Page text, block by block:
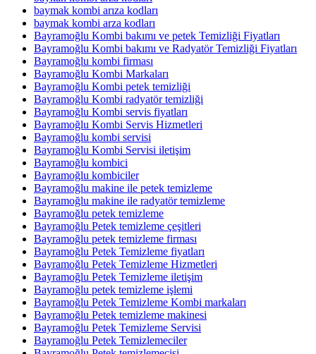
baymak kombi arıza kodları
baymak kombi arza kodları
Bayramoğlu Kombi bakımı ve petek Temizliği Fiyatları
Bayramoğlu Kombi bakımı ve Radyatör Temizliği Fiyatları
Bayramoğlu kombi firması
Bayramoğlu Kombi Markaları
Bayramoğlu Kombi petek temizliği
Bayramoğlu Kombi radyatör temizliği
Bayramoğlu Kombi servis fiyatları
Bayramoğlu Kombi Servis Hizmetleri
Bayramoğlu kombi servisi
Bayramoğlu Kombi Servisi iletişim
Bayramoğlu kombici
Bayramoğlu kombiciler
Bayramoğlu makine ile petek temizleme
Bayramoğlu makine ile radyatör temizleme
Bayramoğlu petek temizleme
Bayramoğlu Petek temizleme çeşitleri
Bayramoğlu petek temizleme firması
Bayramoğlu Petek Temizleme fiyatları
Bayramoğlu Petek Temizleme Hizmetleri
Bayramoğlu Petek Temizleme iletişim
Bayramoğlu petek temizleme işlemi
Bayramoğlu Petek Temizleme Kombi markaları
Bayramoğlu Petek temizleme makinesi
Bayramoğlu Petek Temizleme Servisi
Bayramoğlu Petek Temizlemeciler